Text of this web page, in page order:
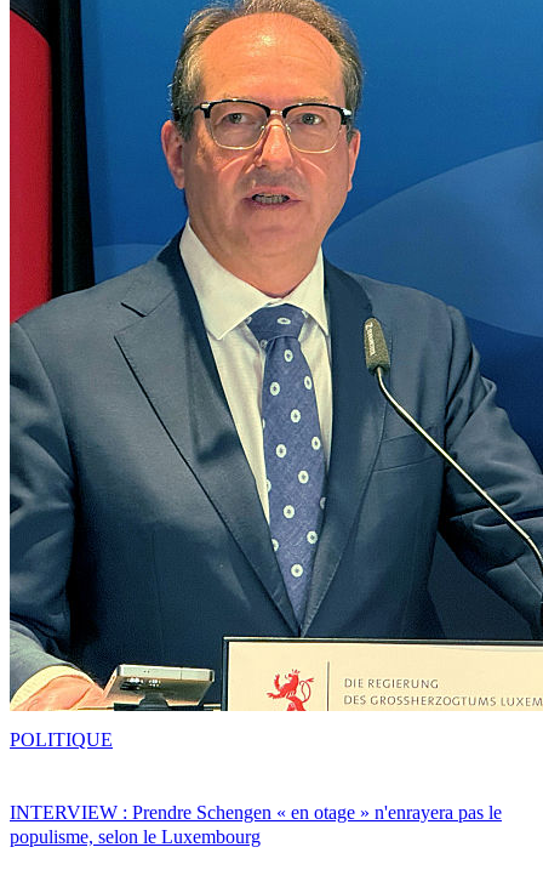
INTERVIEW : Prendre Schengen « en otage » n'enrayera pas le
populisme, selon le Luxembourg
POLITIQUE